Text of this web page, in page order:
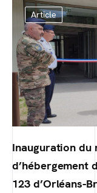
Article
Inauguration du
d’hébergement
123 d’Orléans-